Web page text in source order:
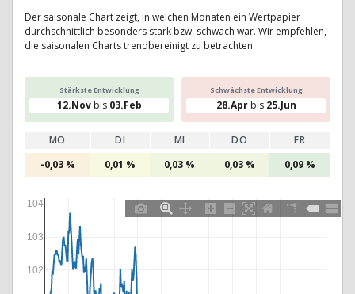
Der saisonale Chart zeigt, in welchen Monaten ein Wertpapier
durchschnittlich besonders stark bzw. schwach war. Wir empfehlen,
die saisonalen Charts trendbereinigt zu betrachten.
102
103
104
Stärkste Entwicklung
12.Novbis 03.Feb
Schwächste Entwicklung
28.Aprbis 25.Jun
MO DI MI DO
FR
-0,03 %
0,01 % 0,03 % 0,03 % 0,09 %